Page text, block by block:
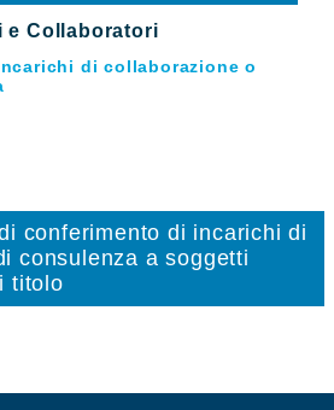
e Collaboratori
di collaborazione o
conferimento di incarichi di
consulenza a soggetti
titolo